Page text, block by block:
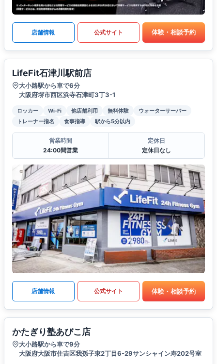
店舗情報 公式サイト 体験・相談予約
LifeFit石津川駅前店
大小路駅から車で6分
大阪府堺市西区浜寺石津町3丁3-1
ロッカー Wi-Fi 他店舗利用 無料体験
ウォーターサーバー
トレーナー指名
食事指導 駅から5分以内
営業時間
24:00間営業
定休日
定休日なし
店舗情報 公式サイト 体験・相談予約
かたぎり塾あびこ店
大小路駅から車で9分
大阪府大阪市住吉区我孫子東2丁目6-29サンシャイン寿202号室